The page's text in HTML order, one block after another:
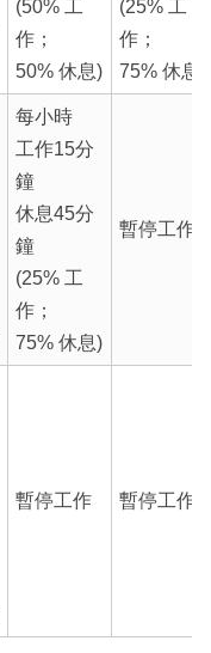
(50% 工
作；
50% 休息)
(25% 工
作；
75% 休息)
每小時
工作15分
鐘
休息45分
鐘
(25% 工
作；
75% 休息)
暫停工作
暫停工作 暫停工作